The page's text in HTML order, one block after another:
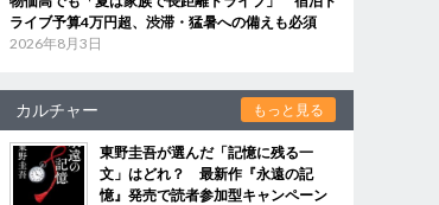
ライブ予算4万円超、渋滞・猛暑への備えも必須
2026年8月3日
カルチャー もっと見る
東野圭吾が選んだ「記憶に残る一
文」はどれ？ 最新作『永遠の記
憶』発売で読者参加型キャンペーン